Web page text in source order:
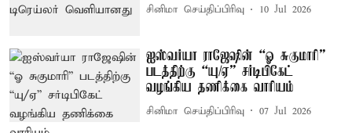
சினிமா செய்திப்பிரிவு 10 Jul 2026
ஐஸ்வர்யா ராஜேஷின் “ஓ சுகுமாரி”
படத்திற்கு “யு/ஏ” சர்டிபிகேட்
வழங்கிய தணிக்கை வாரியம்
சினிமா செய்திப்பிரிவு 07 Jul 2026